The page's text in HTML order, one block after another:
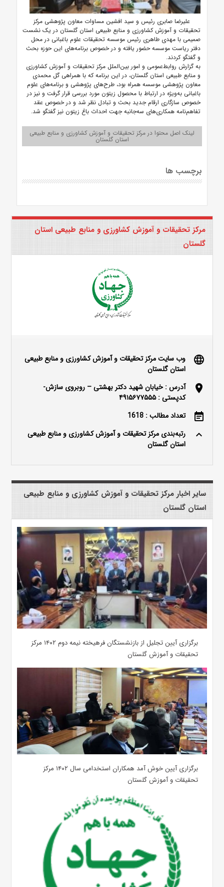
علیرضا صابری رئیس و سید افشین مساوات معاون پژوهشی مرکز
تحقیقات و آموزش کشاورزی و منابع طبیعی استان گلستان در یک نشست
صمیمی با مهدی طاهری رئیس موسسه تحقیقات علوم باغبانی در محل
دفتر ریاست موسسه حضور یافته و در خصوص برنامه‌های این حوزه بحث
و گفتگو کردند.
به گزارش روابط‌عمومی و امور بین‌الملل مرکز تحقیقات و آموزش کشاورزی
و منابع طبیعی استان گلستان، در این برنامه که با همراهی گل محمدی
معاون پژوهشی موسسه همراه بود، طرح‌های پژوهشی و برنامه‌های علوم
باغبانی به‌ویژه در ارتباط با محصول زیتون مورد بررسی قرار گرفت و نیز در
خصوص سازگاری ارقام جدید بحث و تبادل نظر شد و در خصوص عقد
تفاهم‌نامه همکاری‌های سه‌جانبه جهت احداث باغ زیتون نیز گفتگو شد.
لینک اصل محتوا در مرکز تحقیقات و آموزش کشاورزی و منابع طبیعی
استان گلستان
برچسب ها
مرکز تحقیقات و آموزش کشاورزی و منابع طبیعی استان
گلستان
language
وب سایت مرکز تحقیقات و آموزش کشاورزی و منابع طبیعی
استان گلستان
location_on
آدرس : خیابان شهید دکتر بهشتی – روبروی سازش-
کدپستی : ۴۹۱۵۶۷۷۵۵۵
event_note تعداد مطالب : 1618
keyboard_arrow_up
رتبه‌بندی مرکز تحقیقات و آموزش کشاورزی و منابع طبیعی
استان گلستان
سایر اخبار مرکز تحقیقات و آموزش کشاورزی و منابع طبیعی
استان گلستان
برگزاری آیین تجلیل از بازنشستگان فرهیخته نیمه دوم ۱۴۰۲ مرکز
تحقیقات و آموزش گلستان
برگزاری آیین خوش آمد همکاران استخدامی سال ۱۴۰۲ مرکز
تحقیقات و آموزش گلستان